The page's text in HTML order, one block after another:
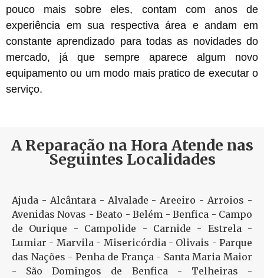
pouco mais sobre eles, contam com anos de
experiência em sua respectiva área e andam em
constante aprendizado para todas as novidades do
mercado, já que sempre aparece algum novo
equipamento ou um modo mais pratico de executar o
serviço.
A Reparação na Hora Atende nas
Seguintes Localidades
Ajuda - Alcântara - Alvalade - Areeiro - Arroios -
Avenidas Novas - Beato - Belém - Benfica - Campo
de Ourique - Campolide - Carnide - Estrela -
Lumiar - Marvila - Misericórdia - Olivais - Parque
das Nações - Penha de França - Santa Maria Maior
- São Domingos de Benfica - Telheiras -